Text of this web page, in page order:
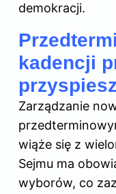
demokracji.
kadencji
Zarządzanie
wiąże się z
Sejmu ma
wyborów, co